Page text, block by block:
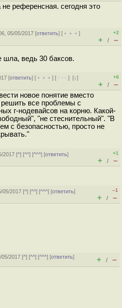
референсная. сегодня это
05/05/2017 [ответить] [ ﹢﹢﹢]
+2
+ / –
шла, ведь 30 баксов.
[ответить] [ ﹢﹢﹢] [ · · ·][↓]
+6
+ / –
новое понятие вместо
все проблемы с
г-нодевайсов на корню. Какой-
"не стеснительный". "В
с безопасностью, просто не
2017 [^] [^^] [^^^] [ответить]
+1
+ / –
05/2017 [^] [^^] [^^^] [ответить]
–1
+ / –
05/2017 [^] [^^] [^^^] [ответить]
+ / –